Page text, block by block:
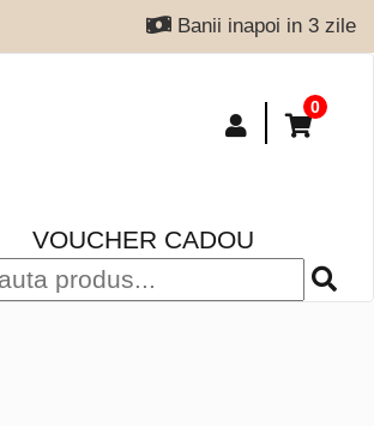
Banii inapoi in 3 zile
0
VOUCHER CADOU